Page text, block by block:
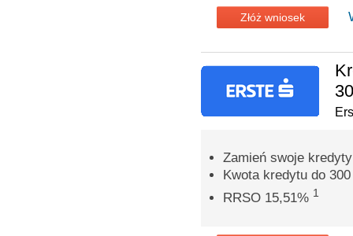
Złóż wniosek
Zamień swoje
Kwota kredytu do 300
RRSO 15,51% 1